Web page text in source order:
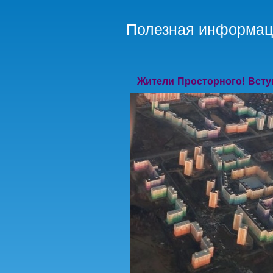
Полезная
Жители Просторного!